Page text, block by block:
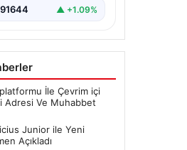
▲ +1.09%
İle Çevrim içi
Adresi Ve Muhabbet
Junior ile Yeni
Açıkladı